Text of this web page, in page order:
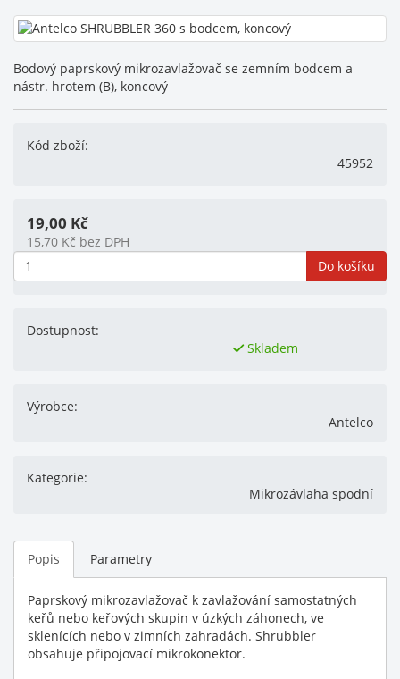
Bodový paprskový mikrozavlažovač se zemním bodcem a
nástr. hrotem (B), koncový
Kód zboží:
45952
19,00 Kč
15,70 Kč bez DPH
Do košíku
Dostupnost:
Skladem
Výrobce:
Antelco
Kategorie:
Mikrozávlaha spodní
Popis Parametry
Paprskový mikrozavlažovač k zavlažování samostatných
keřů nebo keřových skupin v úzkých záhonech, ve
sklenících nebo v zimních zahradách. Shrubbler
obsahuje připojovací mikrokonektor.